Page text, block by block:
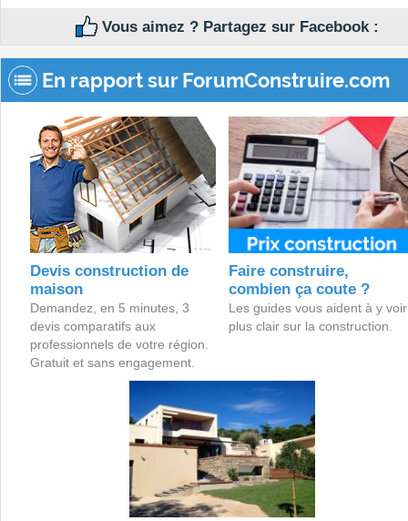
Vous aimez ? Partagez sur Facebook :
En rapport sur ForumConstruire.com
Devis construction de
maison
Demandez, en 5 minutes, 3
devis comparatifs aux
professionnels de votre région.
Gratuit et sans engagement.
Faire construire,
combien ça coute ?
Les guides vous aident à y voir
plus clair sur la construction.